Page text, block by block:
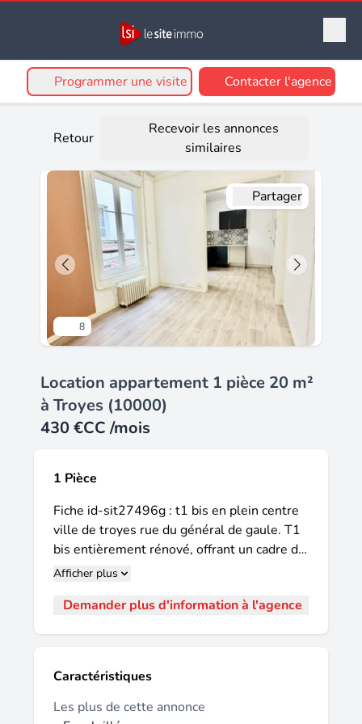
Programmer une visite Contacter l'agence
Retour
Recevoir les annonces
similaires
8
Partager
Location appartement 1 pièce 20 m²
à Troyes (10000)
430 €CC /mois
1 Pièce
Fiche id-sit27496g : t1 bis en plein centre
ville de troyes rue du général de gaule. T1
bis entièrement rénové, offrant un cadre de
vie agréable et fonctionnel. Il se compose
(réfrigérateur, plaque de cuisson, four et
espace nuit, ainsi que d'une salle d'eau
moderne comprenant une douche, un wc.
Entièrement rénové avec soin, ce logement
Afficher plus
Demander plus d'information à l'agence
Caractéristiques
Les plus de cette annonce